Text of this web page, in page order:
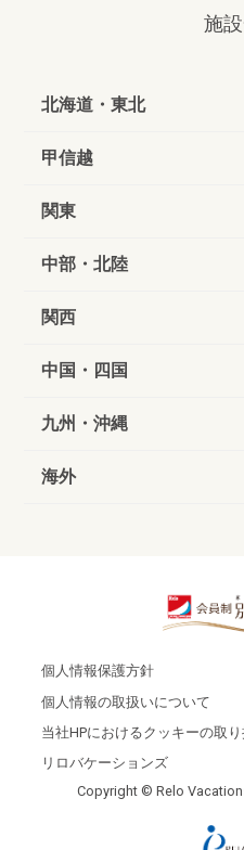
施
北海道・東北
甲信越
関東
中部・北陸
関西
中国・四国
九州・沖縄
海外
個人情報保護方針
個人情報の取扱いについて
当社HPにおけるクッキーの取
リロバケーションズ
Copyright © Relo